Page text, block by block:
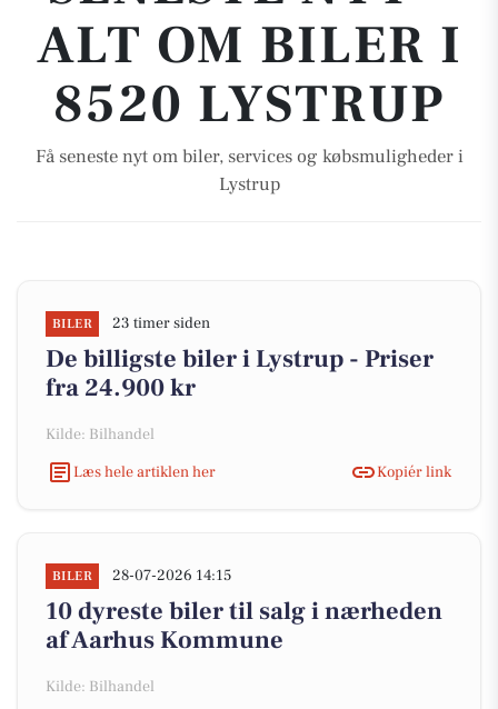
ALT OM BILER I
8520 LYSTRUP
Få seneste nyt om biler, services og købsmuligheder i
Lystrup
BILER 23 timer siden
De billigste biler i Lystrup - Priser
fra 24.900 kr
Kilde: Bilhandel
Læs hele artiklen her
Kopiér link
BILER 28-07-2026 14:15
10 dyreste biler til salg i nærheden
af Aarhus Kommune
Kilde: Bilhandel